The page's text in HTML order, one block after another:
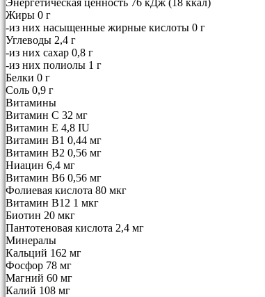
Жиры 0 г
-из них насыщенные жирные кислоты 0 г
Углеводы 2,4 г
-из них сахар 0,8 г
-из них полиолы 1 г
Белки 0 г
Соль 0,9 г
Витамины
Витамин С 32 мг
Витамин E 4,8 IU
Витамин B1 0,44 мг
Витамин B2 0,56 мг
Ниацин 6,4 мг
Витамин B6 0,56 мг
Фолиевая кислота 80 мкг
Витамин B12 1 мкг
Биотин 20 мкг
Пантотеновая кислота 2,4 мг
Минералы
Кальций 162 мг
Фосфор 78 мг
Магний 60 мг
Калий 108 мг